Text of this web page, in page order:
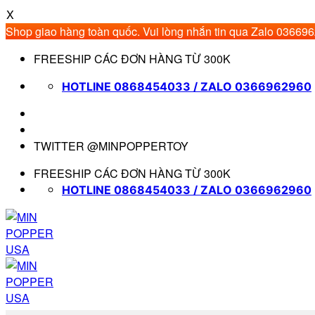
X
Shop giao hàng toàn quốc. Vui lòng nhắn tin qua Zalo
qua
FREESHIP CÁC ĐƠN HÀNG TỪ 300K
HOTLINE 0868454033 / ZALO 0366962960
TWITTER @MINPOPPERTOY
FREESHIP CÁC ĐƠN HÀNG TỪ 300K
HOTLINE 0868454033 / ZALO 0366962960